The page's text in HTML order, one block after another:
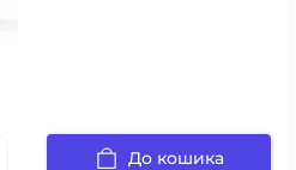
До кошика